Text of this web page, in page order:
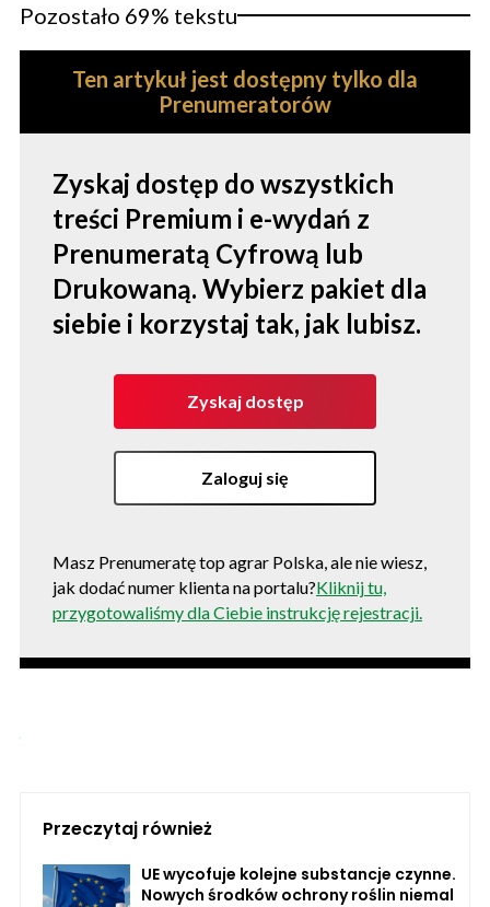
Pozostało 69% tekstu
Ten artykuł jest dostępny tylko dla
Prenumeratorów
Zyskaj dostęp do wszystkich
treści Premium i e-wydań z
Prenumeratą Cyfrową lub
Drukowaną. Wybierz pakiet dla
siebie i korzystaj tak, jak lubisz.
Zyskaj dostęp
Zaloguj się
Masz Prenumeratę top agrar Polska, ale nie wiesz,
jak dodać numer klienta na portalu?Kliknij tu,
przygotowaliśmy dla Ciebie instrukcję rejestracji.
Przeczytaj również
UE wycofuje kolejne substancje czynne.
Nowych środków ochrony roślin niemal